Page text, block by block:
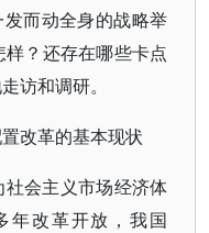
而动全身的战略举
？还存在哪些卡点
访和调研。
改革的基本现状
会主义市场经济体
年改革开放，我国